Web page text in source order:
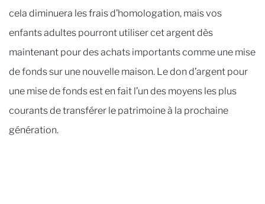
cela diminuera les frais d’homologation, mais vos
enfants adultes pourront utiliser cet argent dès
maintenant pour des achats importants comme une mise
de fonds sur une nouvelle maison. Le don d’argent pour
une mise de fonds est en fait l’un des moyens les plus
courants de transférer le patrimoine à la prochaine
génération.